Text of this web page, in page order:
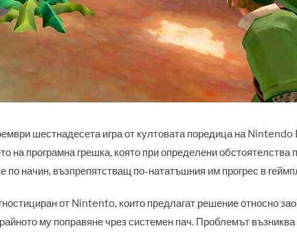
шестнадесета игра от култовата поредица на
на програмна грешка, която при определени обстоятелства
по начин, възпрепятстващ по-нататъшния им прогрес в
от Nintento, които предлагат решение относно
му поправяне чрез системен пач. Проблемът